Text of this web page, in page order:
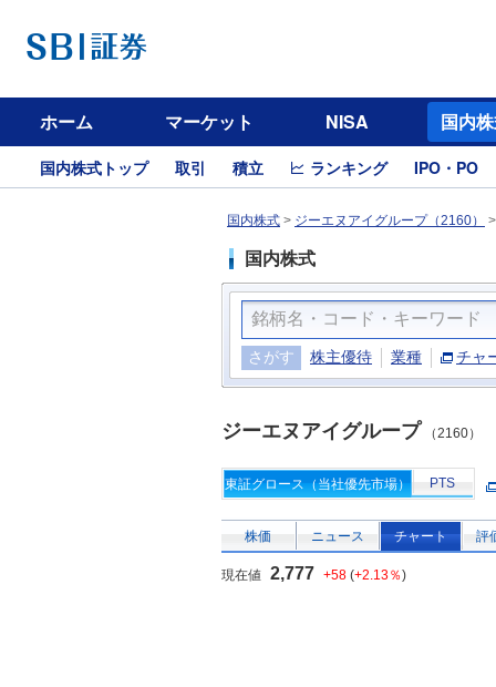
ホーム マーケット NISA 国内
国内株式トップ 取引 積立 ランキング IPO・PO
国内株式 > ジーエヌアイグループ（2160）
国内株式
さがす 株主優待 業種 チャ
ジーエヌアイグループ （2160）
東証グロース（当社優先市場） PTS
株価 ニュース チャート 評
現在値 2,777 +58 (+2.13％)